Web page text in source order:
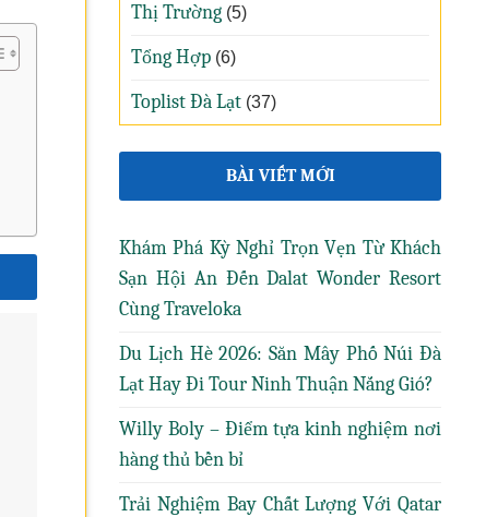
Thị Trường (5)
Tổng Hợp (6)
Toplist Đà Lạt (37)
BÀI VIẾT MỚI
Khám Phá Kỳ Nghỉ Trọn Vẹn Từ Khách
Sạn Hội An Đến Dalat Wonder Resort
Cùng Traveloka
Du Lịch Hè 2026: Săn Mây Phố Núi Đà
Lạt Hay Đi Tour Ninh Thuận Nắng Gió?
Willy Boly – Điểm tựa kinh nghiệm nơi
hàng thủ bền bỉ
Trải Nghiệm Bay Chất Lượng Với Qatar